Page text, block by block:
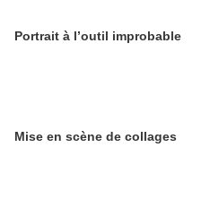
Portrait à l’outil improbable
Mise en scène de collages